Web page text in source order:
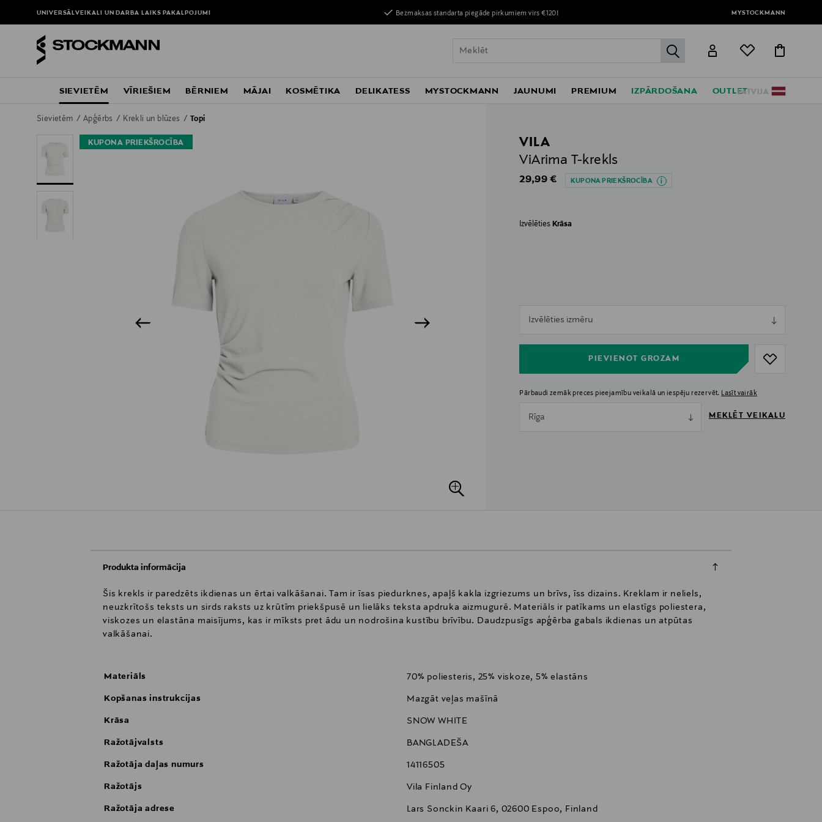
UNIVERSĀLVEIKALI UN DARBA LAIKSPAKALPOJUMI Bezmaksas standarta piegāde pirkumiem virs €120! MYSTOCKMANN
label.header.go
LATVIJA
SIEVIETĒM VĪRIEŠIEM BĒRNIEM MĀJAI KOSMĒTIKA DELIKATESS MYSTOCKMANN JAUNUMI PREMIUM IZPĀRDOŠANA OUTLET
Sievietēm Apģērbs Krekli un blūzes Topi
KUPONA PRIEKŠROCĪBA
VILA
ViArima T-krekls
Original Price
29,99 € KUPONA PRIEKŠROCĪBA
IzvēlētiesKrāsa
Izvēlēties izmēru
PIEVIENOT GROZAM
null
Pārbaudi zemāk preces pieejamību veikalā un iespēju rezervēt. Lasīt vairāk
Rīga MEKLĒT VEIKALU
Produkta informācija
Šis krekls ir paredzēts ikdienas un ērtai valkāšanai. Tam ir īsas piedurknes, apaļš kakla izgriezums un brīvs, īss dizains. Kreklam ir neliels,
neuzkrītošs teksts un sirds raksts uz krūtīm priekšpusē un lielāks teksta apdruka aizmugurē. Materiāls ir patīkams un elastīgs poliestera,
viskozes un elastāna maisījums, kas ir mīksts pret ādu un nodrošina kustību brīvību. Daudzpusīgs apģērba gabals ikdienas un atpūtas
valkāšanai.
Materiāls 70% poliesteris, 25% viskoze, 5% elastāns
Kopšanas instrukcijas Mazgāt veļas mašīnā
Krāsa SNOW WHITE
Ražotājvalsts BANGLADEŠA
Ražotāja daļas numurs 14116505
Ražotājs Vila Finland Oy
Ražotāja adrese Lars Sonckin Kaari 6, 02600 Espoo, Finland